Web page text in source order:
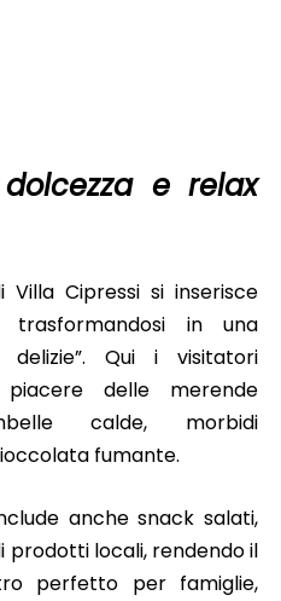
e relax
Cipressi si inserisce
trasformandosi in una
Qui i visitatori
delle merende
calde, morbidi
fumante.
anche snack salati,
prodotti locali, rendendo il
perfetto per famiglie,